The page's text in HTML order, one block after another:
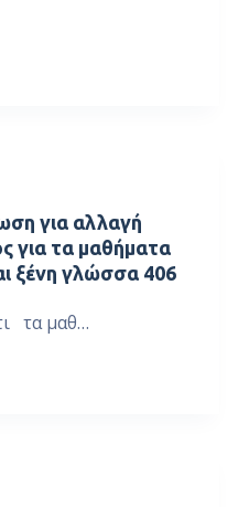
για αλλαγή
για τα μαθήματα
ξένη γλώσσα 406
τα μαθ…